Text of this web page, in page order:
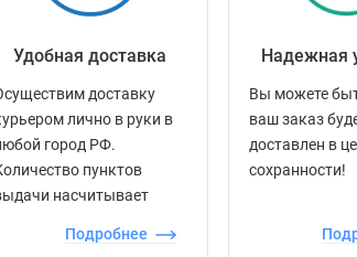
Удобная доставка
доставку
лично в руки в
город РФ.
пунктов
насчитывает
всей стране.
Подробнее
Надежная
Вы можете
ваш заказ
доставлен в
сохранности!